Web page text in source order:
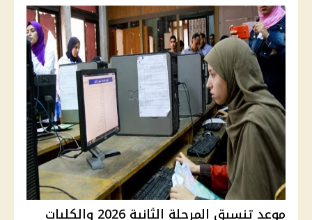
موعد تنسيق المرحلة الثانية 2026 والكليات